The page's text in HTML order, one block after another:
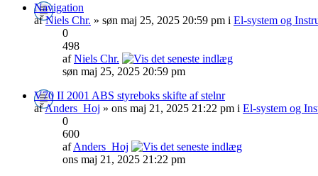
Navigation
afNiels Chr. » søn maj 25, 2025 20:59 pm i El-system og
0
498
afNiels Chr.
søn maj 25, 2025 20:59 pm
V70 II 2001 ABS styreboks skifte af stelnr
afAnders_Hoj » ons maj 21, 2025 21:22 pm i El-system og
0
600
afAnders_Hoj
ons maj 21, 2025 21:22 pm